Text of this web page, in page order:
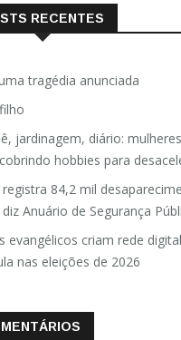
RECENTES
tragédia anunciada
jardinagem, diário:
hobbies para
registra 84,2 mil
Anuário de Segurança
evangélicos criam rede
nas eleições de 2026